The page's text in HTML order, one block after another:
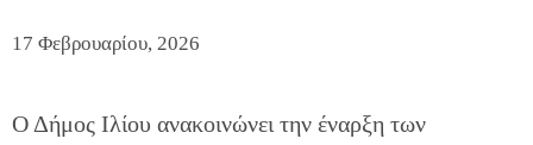
17 Φεβρουαρίου, 2026
Ο Δήμος Ιλίου ανακοινώνει την έναρξη των